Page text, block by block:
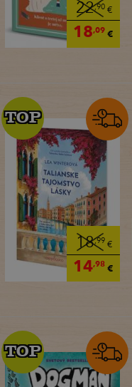
22,90€
18,09€
18,99 €
14,98€
TOP
TOP
TOP
TOP